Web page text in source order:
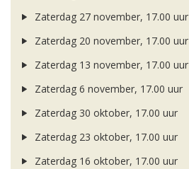
Zaterdag 27 november, 17.00 uur
Zaterdag 20 november, 17.00 uur
Zaterdag 13 november, 17.00 uur
Zaterdag 6 november, 17.00 uur
Zaterdag 30 oktober, 17.00 uur
Zaterdag 23 oktober, 17.00 uur
Zaterdag 16 oktober, 17.00 uur